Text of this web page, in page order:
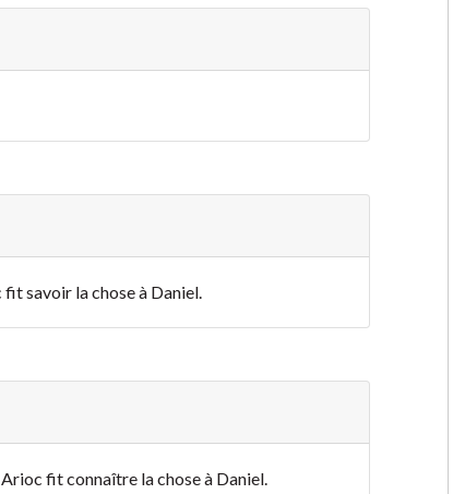
savoir la chose à Daniel.
fit connaître la chose à Daniel.